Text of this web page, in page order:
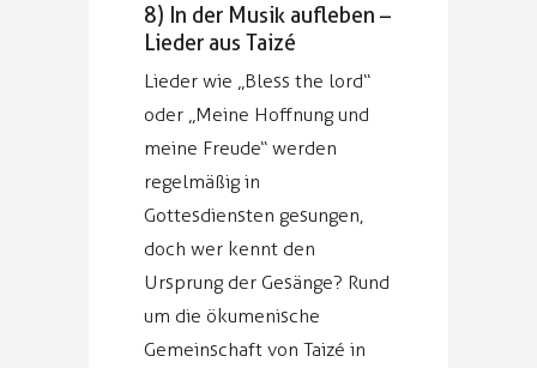
8) In der Musik aufleben –
Lieder aus Taizé
Lieder wie „Bless the lord“
oder „Meine Hoffnung und
meine Freude“ werden
regelmäßig in
Gottesdiensten gesungen,
doch wer kennt den
Ursprung der Gesänge? Rund
um die ökumenische
Gemeinschaft von Taizé in